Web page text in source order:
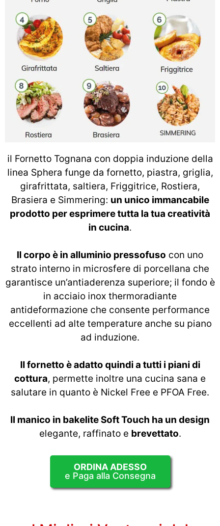
il Fornetto Tognana con doppia induzione della
linea Sphera funge da fornetto, piastra, griglia,
girafrittata, saltiera, Friggitrice, Rostiera,
Brasiera e Simmering: un unico immancabile
prodotto per esprimere tutta la tua creatività
in cucina.
Il corpo è in alluminio pressofuso con uno
strato interno in microsfere di porcellana che
garantisce un’antiaderenza superiore; il fondo è
in acciaio inox thermoradiante
antideformazione che consente performance
eccellenti ad alte temperature anche su piano
ad induzione.
Il fornetto è adatto quindi a tutti i piani di
cottura, permette inoltre una cucina sana e
salutare in quanto è Nickel Free e PFOA Free.
Il manico in bakelite Soft Touch ha un design
elegante, raffinato e brevettato.
ORDINA ADESSO
e Paga alla Consegna